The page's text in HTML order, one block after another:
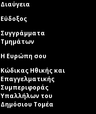
Διαύγεια
Εύδοξος
Συγγράμματα
Τμημάτων
Η Ευρώπη σου
Κώδικας Ηθικής και
Επαγγελματικής
Συμπεριφοράς
Υπαλλήλων του
Δημόσιου Τομέα